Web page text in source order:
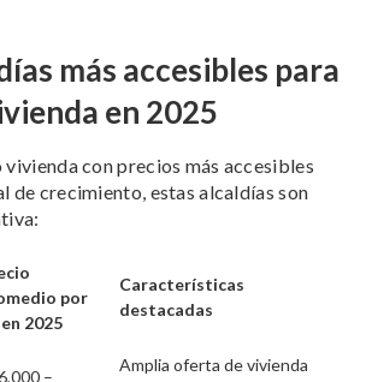
más accesibles para
en 2025
vivienda con precios más accesibles
de crecimiento, estas alcaldías son
por
en 2025
Características
destacadas
–
Amplia oferta de vivienda